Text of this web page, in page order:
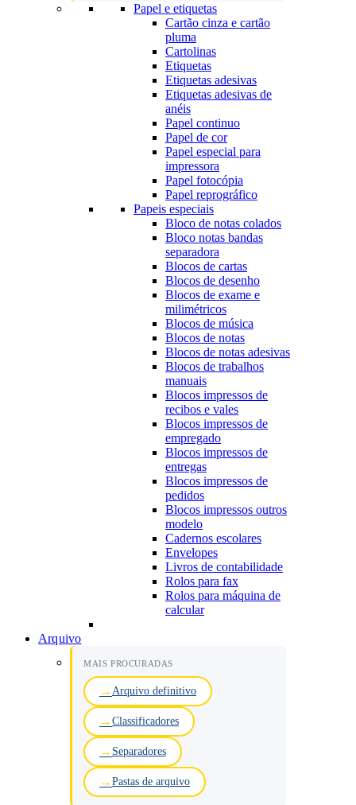
Papel e etiquetas
Cartão cinza e cartão
pluma
Cartolinas
Etiquetas
Etiquetas adesivas
Etiquetas adesivas de
anéis
Papel continuo
Papel de cor
Papel especial para
impressora
Papel fotocópia
Papel reprográfico
Papeis especiais
Bloco de notas colados
Bloco notas bandas
separadora
Blocos de cartas
Blocos de desenho
Blocos de exame e
milimétricos
Blocos de música
Blocos de notas
Blocos de notas adesivas
Blocos de trabalhos
manuais
Blocos impressos de
recibos e vales
Blocos impressos de
empregado
Blocos impressos de
entregas
Blocos impressos de
pedidos
Blocos impressos outros
modelo
Cadernos escolares
Envelopes
Livros de contabilidade
Rolos para fax
Rolos para máquina de
calcular
Arquivo
MAIS PROCURADAS
Arquivo definitivo
Classificadores
Separadores
Pastas de arquivo